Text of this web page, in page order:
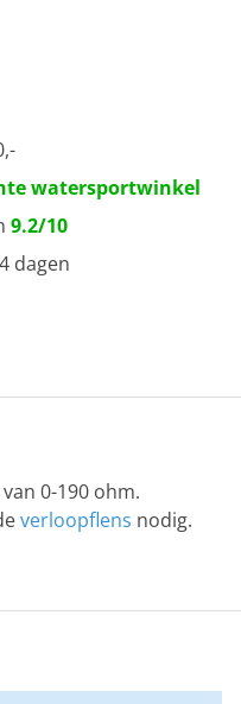
watersportwinkel
9.2/10
dagen
0-190 ohm.
verloopflens nodig.